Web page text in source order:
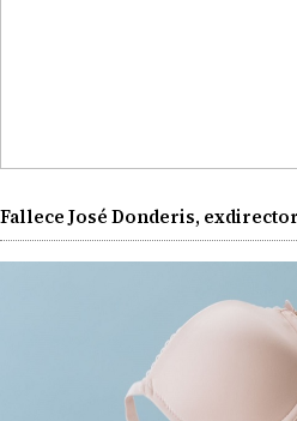
Fallece José Donderis,